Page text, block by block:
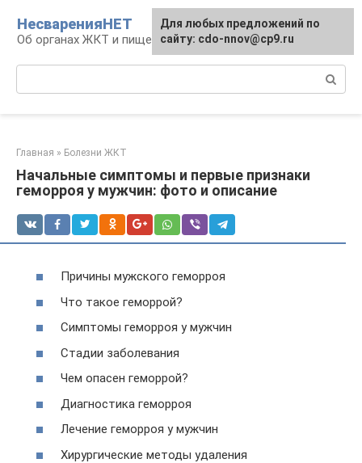
контенту
НесваренияНЕТ
Об органах ЖКТ и пищеварении
Главная » Болезни ЖКТ
Начальные симптомы и первые признаки
геморроя у мужчин: фото и описание
Причины мужского геморроя
Что такое геморрой?
Симптомы геморроя у мужчин
Стадии заболевания
Чем опасен геморрой?
Диагностика геморроя
Лечение геморроя у мужчин
Хирургические методы удаления
Для любых предложений по
сайту: cdo-nnov@cp9.ru